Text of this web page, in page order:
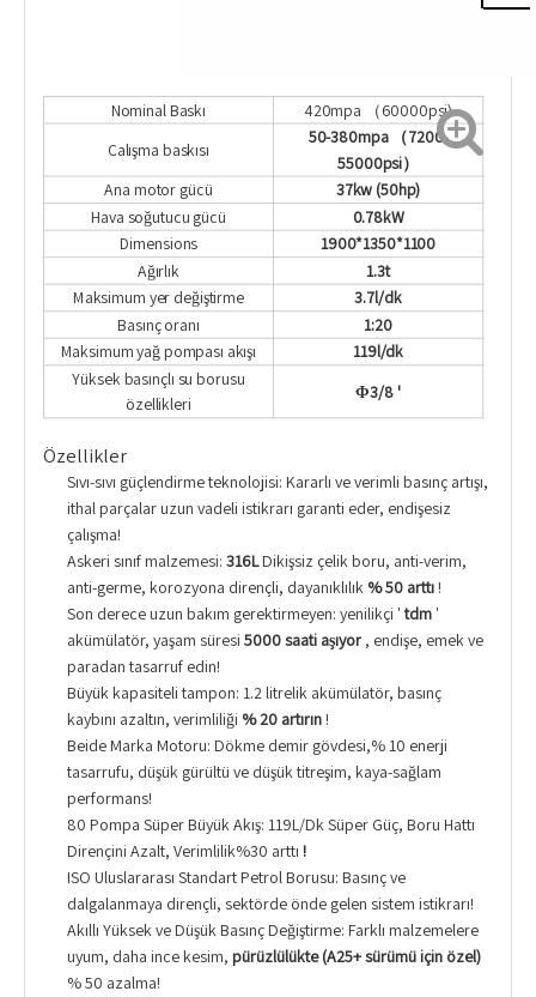
Nominal Baskı 420mpa （60000psi)
Çalışma baskısı
50-380mpa
（7200-
55000psi）
Ana motor gücü
37kw (50hp)
Hava soğutucu gücü
0.78kW
Dimensions
1900*1350*1100
Ağırlık
1.3t
Maksimum yer değiştirme
3.7l/dk
Basınç oranı
1:20
Maksimum yağ pompası akışı
119l/dk
Yüksek basınçlı su borusu
özellikleri
Φ3/8 '
Özellikler
Sıvı-sıvı güçlendirme teknolojisi: Kararlı ve verimli basınç artışı,
ithal parçalar uzun vadeli istikrarı garanti eder, endişesiz
çalışma!
Askeri sınıf malzemesi: 316LDikişsiz çelik boru, anti-verim,
anti-germe, korozyona dirençli, dayanıklılık % 50 arttı !
Son derece uzun bakım gerektirmeyen: yenilikçi 'tdm '
akümülatör, yaşam süresi 5000 saati aşıyor , endişe, emek ve
paradan tasarruf edin!
Büyük kapasiteli tampon: 1.2 litrelik akümülatör, basınç
kaybını azaltın, verimliliği % 20 artırın !
Beide Marka Motoru: Dökme demir gövdesi,% 10 enerji
tasarrufu, düşük gürültü ve düşük titreşim, kaya-sağlam
performans!
80 Pompa Süper Büyük Akış: 119L/Dk Süper Güç, Boru Hattı
Dirençini Azalt, Verimlilik%30 arttı !
ISO Uluslararası Standart Petrol Borusu: Basınç ve
dalgalanmaya dirençli, sektörde önde gelen sistem istikrarı!
Akıllı Yüksek ve Düşük Basınç Değiştirme: Farklı malzemelere
uyum, daha ince kesim, pürüzlülükte (A25+ sürümü için özel)
% 50 azalma!